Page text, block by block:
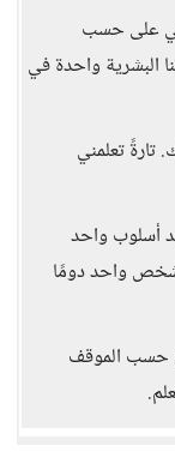
على حسب
البشرية واحدة في
تعلمني
أسلوب واحد
واحد دومًا
حسب الموقف